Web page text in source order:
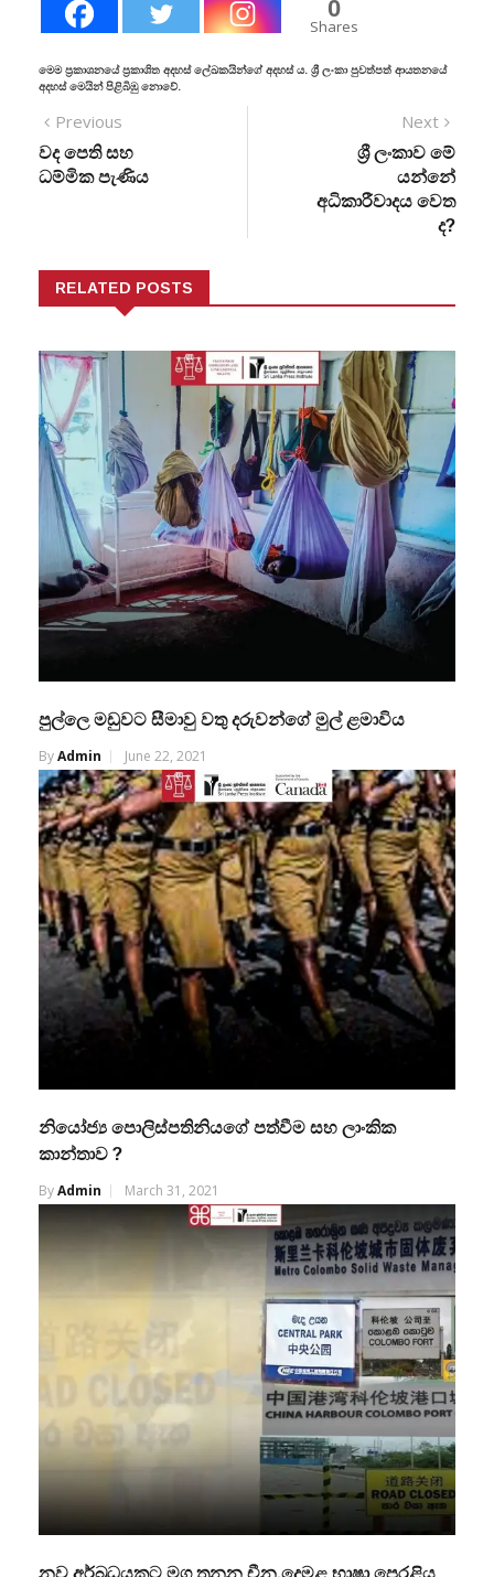
0
Shares
මෙම ප්‍රකාශනයේ ප්‍රකාශිත අදහස් ලේඛකයින්ගේ අදහස් ය. ශ්‍රී ලංකා පුවත්පත් ආයතනයේ
අදහස් මෙයින් පිළිබිඹු නොවේ.
Previous
වද පෙති සහ
ධම්මික පැණිය
Next
ශ්‍රී ලංකාව මේ
යන්නේ
අධිකාරීවාදය වෙත
ද?
RELATED POSTS
පුල්ලෙ මඩුවට සීමාවු වතු දරුවන්ගේ මුල් ළමාවිය
ByAdmin June 22, 2021
නියෝජ්‍ය පොලිස්පතිනියගේ පත්වීම සහ ලාංකික
කාන්තාව ?
ByAdmin March 31, 2021
නව අර්බුධයකට මග තනන චීන,දෙමළ භාෂා පෙරළිය